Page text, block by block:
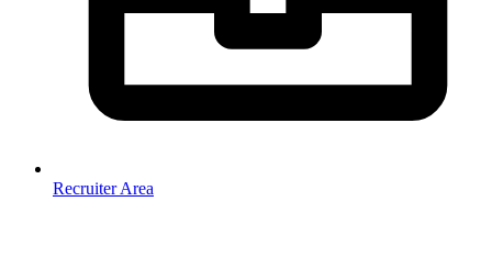
Recruiter Area